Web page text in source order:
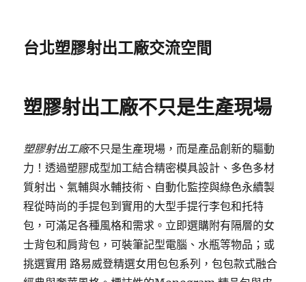
台北塑膠射出工廠交流空間
塑膠射出工廠不只是生產現場
塑膠射出工廠不只是生產現場，而是產品創新的驅動
力！透過塑膠成型加工結合精密模具設計、多色多材
質射出、氣輔與水輔技術、自動化監控與綠色永續製
程從時尚的手提包到實用的大型手提行李包和托特
包，可滿足各種風格和需求。立即選購附有隔層的女
士背包和肩背包，可裝筆記型電腦、水瓶等物品；或
挑選實用 路易威登精選女用包包系列，包包款式融合